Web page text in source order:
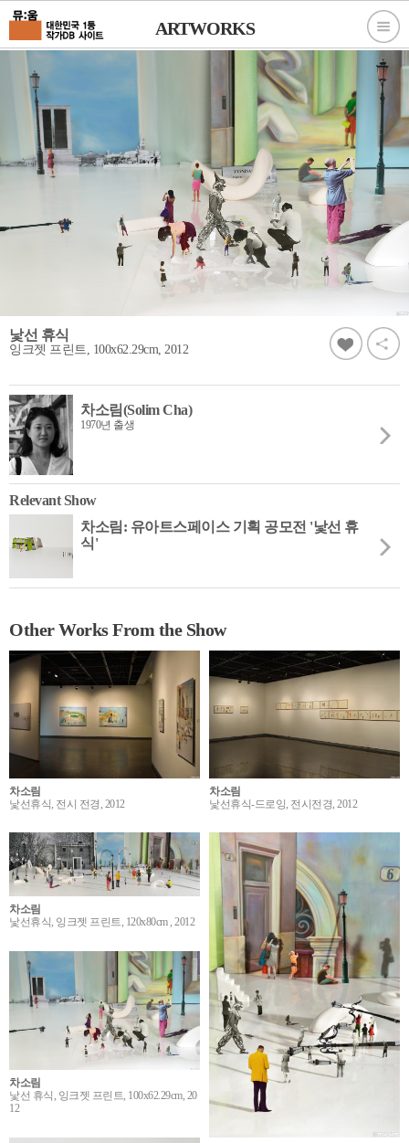
ARTWORKS
낯선 휴식
잉크젯 프린트, 100x62.29cm, 2012
차소림(Solim Cha)
1970년 출생
Relevant Show
차소림: 유아트스페이스 기획 공모전 '낯선 휴
식'
Other Works From the Show
차소림
낯선휴식, 전시 전경, 2012
차소림
낯선휴식-드로잉, 전시전경, 2012
차소림
낯선휴식, 잉크젯 프린트, 120x80cm , 2012
차소림
낯선 휴식, 잉크젯 프린트, 100x62.29cm, 20
12